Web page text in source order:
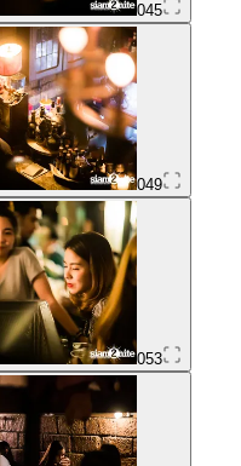
045
049
053